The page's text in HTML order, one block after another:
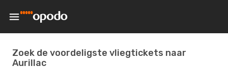
Zoek de voordeligste vliegtickets naar
Aurillac